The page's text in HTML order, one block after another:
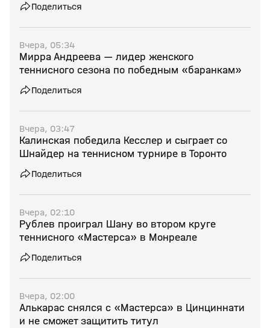
Поделиться
Вчера, 05:34
Мирра Андреева — лидер женского
теннисного сезона по победным «баранкам»
Поделиться
Вчера, 03:47
Калинская победила Кесслер и сыграет со
Шнайдер на теннисном турнире в Торонто
Поделиться
Вчера, 02:10
Рублев проиграл Шану во втором круге
теннисного «Мастерса» в Монреале
Поделиться
Вчера, 02:00
Алькарас снялся с «Мастерса» в Цинциннати
и не сможет защитить титул